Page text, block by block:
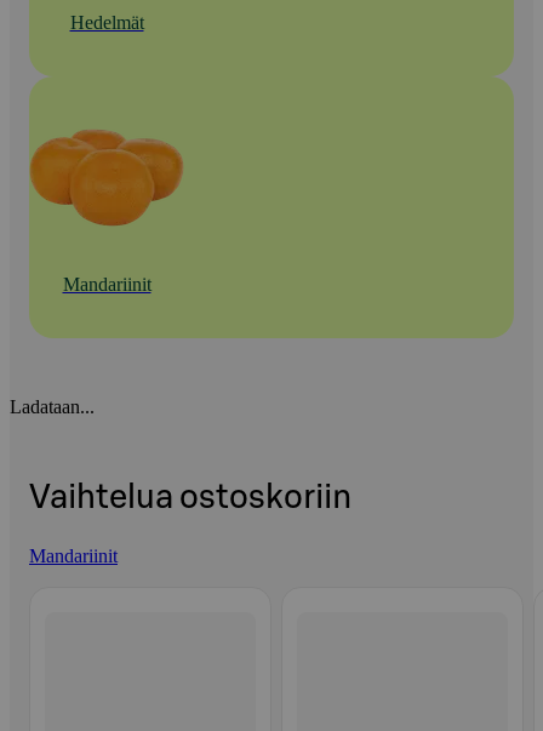
Hedelmät
Mandariinit
Ladataan...
Vaihtelua ostoskoriin
Mandariinit